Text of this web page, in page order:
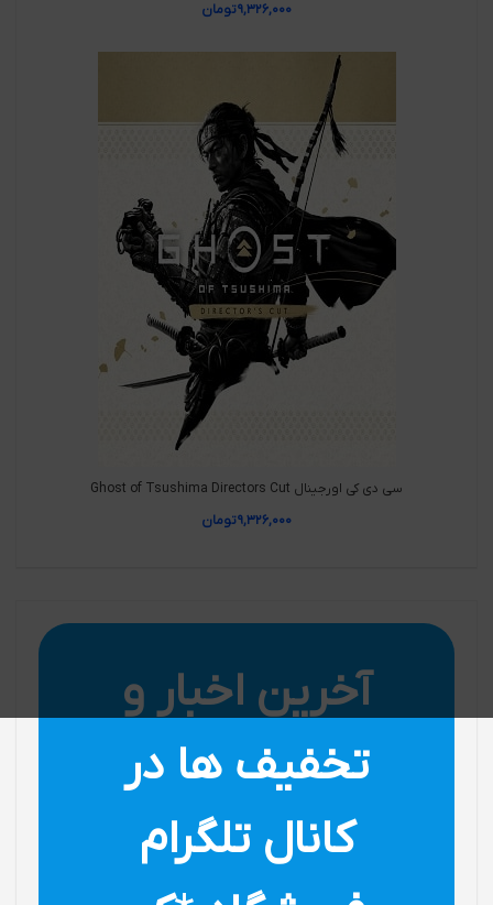
۹,۳۲۶,۰۰۰تومان
سی دی کی اورجینال Ghost of Tsushima Directors Cut
۹,۳۲۶,۰۰۰تومان
آخرین اخبار و
تخفیف ها در
کانال تلگرام